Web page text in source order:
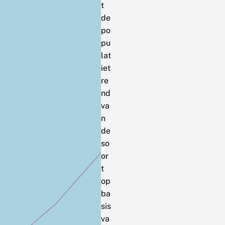
t
de
po
pu
lat
iet
re
nd
va
n
de
so
or
t
op
ba
sis
va